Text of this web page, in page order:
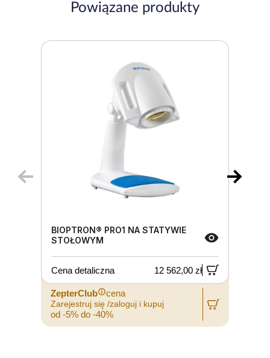
Powiązane produkty
BIOPTRON® PRO1 NA STATYWIE
STOŁOWYM
Cena detaliczna 12 562,00 zł
ZepterClub cena
Zarejestruj się /zaloguj i kupuj
od -5% do -40%